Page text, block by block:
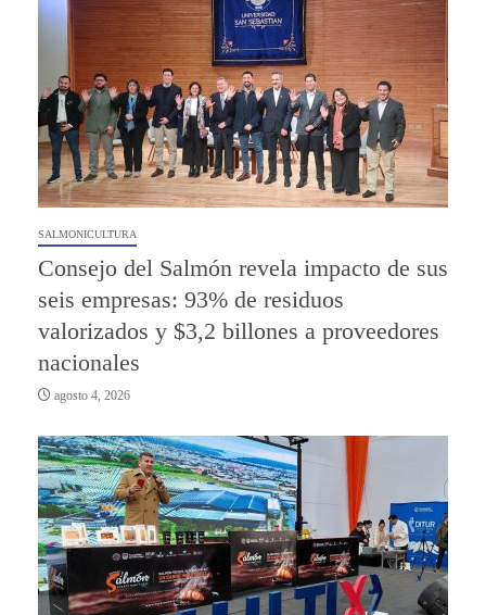
SALMONICULTURA
Consejo del Salmón revela impacto de sus
seis empresas: 93% de residuos
valorizados y $3,2 billones a proveedores
nacionales
agosto 4, 2026